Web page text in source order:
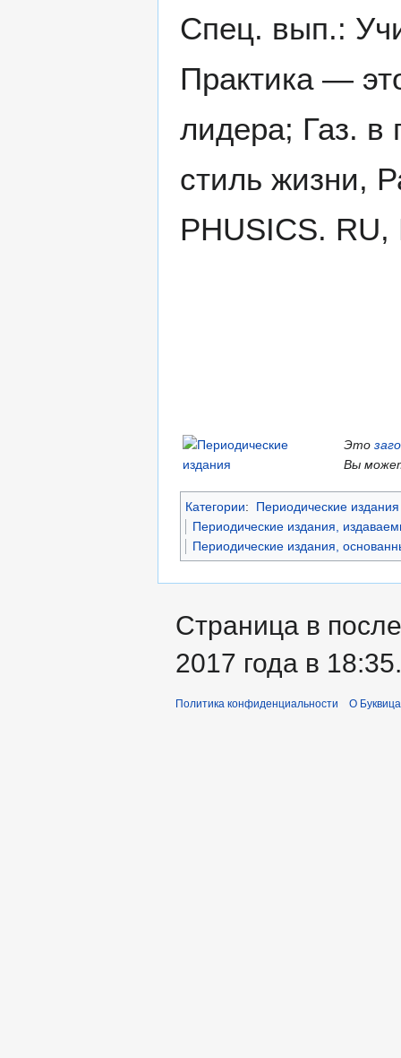
Спец. вып.:
Практика —
лидера; Газ.
стиль жизни,
PHUSICS.
Это
Вы
Категории:
Периодические
Периодические издания,
Периодические издания,
Страница в
2017 года в 18:35.
Политика конфиденциальности О Буквица